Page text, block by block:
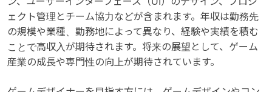
ェクト管理とチーム協力などが含まれます。年収は勤務先
の規模や業種、勤務地によって異なり、経験や実績を積む
ことで高収入が期待されます。将来の展望として、ゲーム
産業の成長や専門性の向上が期待されています。